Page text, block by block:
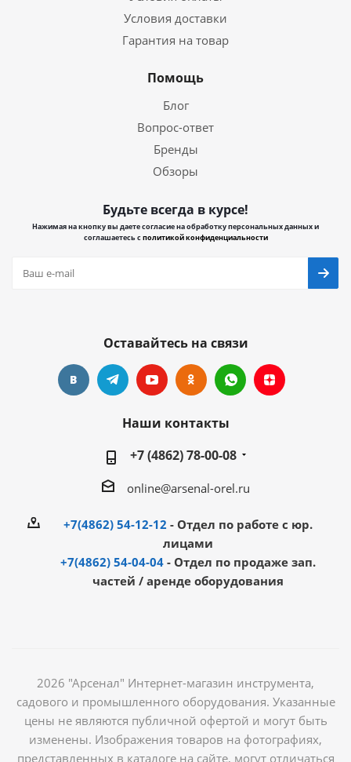
Условия доставки
Гарантия на товар
Помощь
Блог
Вопрос-ответ
Бренды
Обзоры
Будьте всегда в курсе!
Нажимая на кнопку вы даете согласие на обработку персональных данных и
соглашаетесь сполитикой конфиденциальности
Оставайтесь на связи
Наши контакты
+7 (4862) 78-00-08
online@arsenal-orel.ru
+7(4862) 54-12-12 - Отдел по работе с юр.
лицами
+7(4862) 54-04-04 - Отдел по продаже зап.
частей / аренде оборудования
2026 "Арсенал" Интернет-магазин инструмента,
садового и промышленного оборудования. Указанные
цены не являются публичной офертой и могут быть
изменены. Изображения товаров на фотографиях,
представленных в каталоге на сайте, могут отличаться